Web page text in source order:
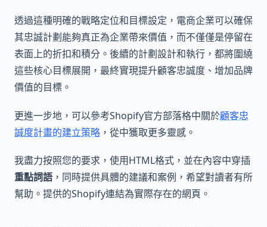
透過這種明確的戰略定位和目標設定，電商企業可以確保
其忠誠計劃能夠真正為企業帶來價值，而不僅僅是停留在
表面上的折扣和積分。後續的計劃設計和執行，都將圍繞
這些核心目標展開，最終實現提升顧客忠誠度、增加品牌
價值的目標。
更進一步地，可以參考Shopify官方部落格中關於顧客忠
誠度計畫的建立策略 ，從中獲取更多靈感。
我盡力按照您的要求，使用HTML格式，並在內容中穿插
重點詞語 ，同時提供具體的建議和案例，希望對讀者有所
幫助。提供的Shopify連結為實際存在的網頁。